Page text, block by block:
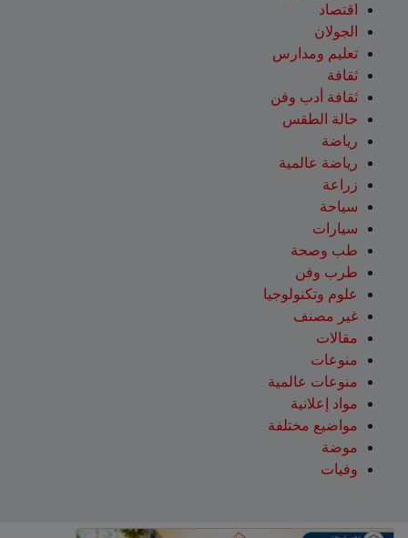
اقتصاد
الجولان
تعليم ومدارس
ثقافة
ثقافة أدب وفن
حالة الطقس
رياضة
رياضة عالمية
زراعة
سياحة
سيارات
طب وصحة
طرب وفن
علوم وتكنولوجيا
غير مصنف
مقالات
منوعات
منوعات عالمية
مواد إعلانية
مواضيع مختلفة
موضة
وفيات